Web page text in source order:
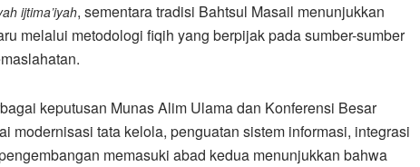
ijtima’iyah, sementara tradisi Bahtsul Masail menunjukkan
melalui metodologi fiqih yang berpijak pada sumber-sumber
keputusan Munas Alim Ulama dan Konferensi Besar
modernisasi tata kelola, penguatan sistem informasi, integrasi
memasuki abad kedua menunjukkan bahwa